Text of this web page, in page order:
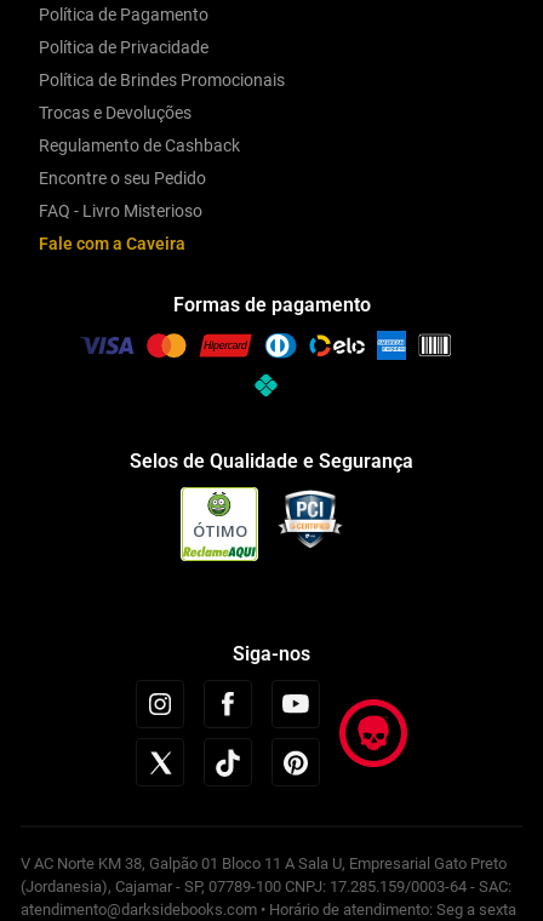
Política de Pagamento
Política de Privacidade
Política de Brindes Promocionais
Trocas e Devoluções
Regulamento de Cashback
Encontre o seu Pedido
FAQ - Livro Misterioso
Fale com a Caveira
Formas de pagamento
Selos de Qualidade e Segurança
ÓTIMO
Siga-nos
V AC Norte KM 38, Galpão 01 Bloco 11 A Sala U, Empresarial Gato Preto
(Jordanesia), Cajamar - SP, 07789-100 CNPJ: 17.285.159/0003-64 - SAC:
atendimento@darksidebooks.com • Horário de atendimento: Seg a sexta